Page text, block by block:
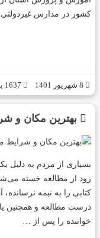
کشور در مدارس
بهترین مکان و
بسیاری از مردم به دلیل
زود از مطالعه خسته
کتابی را به نیمه
درست مطالعه و همچنین
خواننده را پس از …